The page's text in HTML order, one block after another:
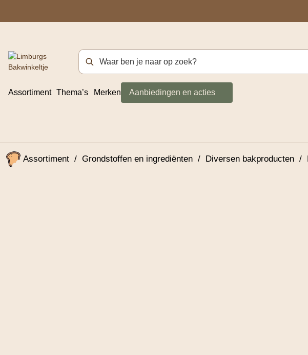
Zoekterm
Assortiment Thema’s Merken Aanbiedingen en acties
Assortiment / Grondstoffen en ingrediënten / Diversen bakproducten /